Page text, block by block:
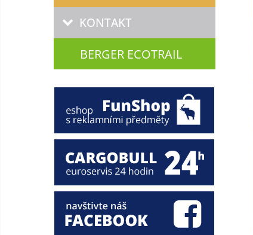
KONTAKT
BERGER ECOTRAIL